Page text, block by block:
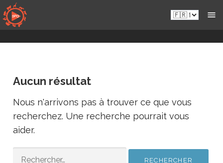
Passer
au
contenu
Fr.sportsmansparadiseonline.com
Aucun résultat
Nous n'arrivons pas à trouver ce que vous
recherchez. Une recherche pourrait vous
aider.